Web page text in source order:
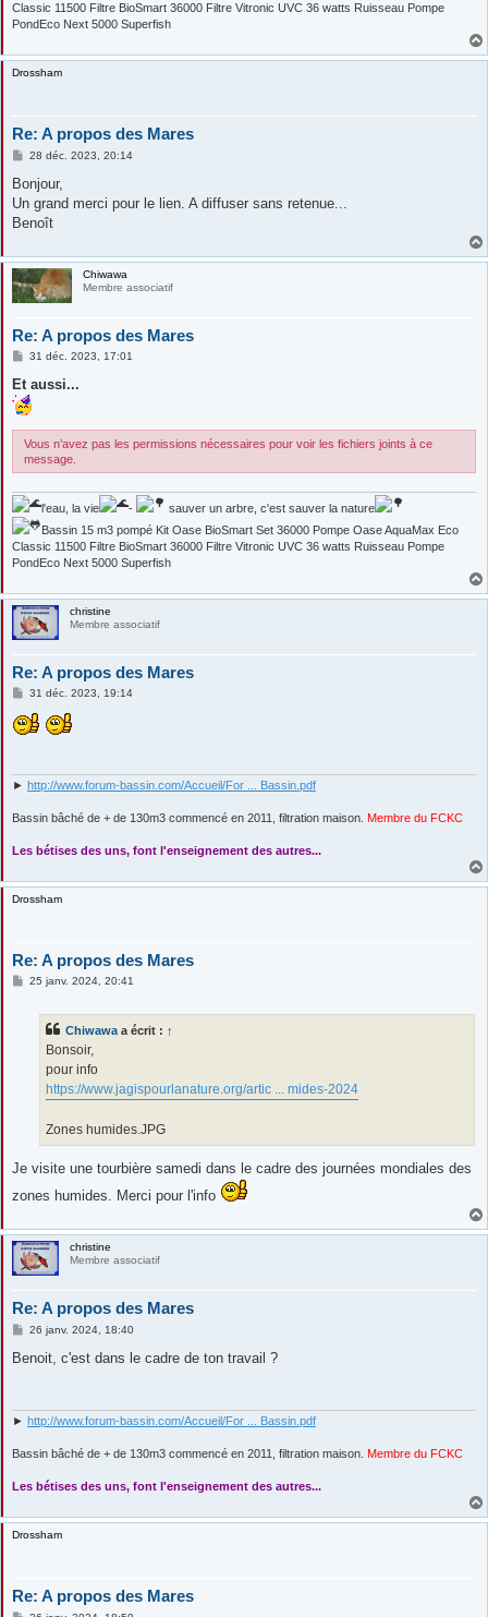
Classic 11500 Filtre BioSmart 36000 Filtre Vitronic UVC 36 watts Ruisseau Pompe
PondEco Next 5000 Superfish
Drossham
Re: A propos des Mares
M
s
a
g
28 déc. 2023, 20:14
Bonjour,
Un grand merci pour le lien. A diffuser sans retenue...
Benoît
Chiwawa
Membre associatif
Re: A propos des Mares
M
s
s
a
e
31 déc. 2023, 17:01
Et aussi...
Vous n’avez pas les permissions nécessaires pour voir les fichiers joints à ce
message.
l'eau, la vie -
sauver un arbre, c'est sauver la nature
Bassin 15 m3 pompé Kit Oase BioSmart Set 36000 Pompe Oase AquaMax Eco
Classic 11500 Filtre BioSmart 36000 Filtre Vitronic UVC 36 watts Ruisseau Pompe
PondEco Next 5000 Superfish
christine
Membre associatif
Re: A propos des Mares
M
s
s
31 déc. 2023, 19:14
► http://www.forum-bassin.com/Accueil/For ... Bassin.pdf
Bassin bâché de + de 130m3 commencé en 2011, filtration maison. Membre du FCKC
Les bétises des uns, font l'enseignement des autres...
Drossham
Re: A propos des Mares
M25 janv. 2024, 20:41
Chiwawa a écrit : ↑
Bonsoir,
pour info
https://www.jagispourlanature.org/artic ... mides-2024
Zones humides.JPG
Je visite une tourbière samedi dans le cadre des journées mondiales des
zones humides. Merci pour l'info
christine
Membre associatif
Re: A propos des Mares
M
s
26 janv. 2024, 18:40
Benoit, c'est dans le cadre de ton travail ?
► http://www.forum-bassin.com/Accueil/For ... Bassin.pdf
Bassin bâché de + de 130m3 commencé en 2011, filtration maison. Membre du FCKC
Les bétises des uns, font l'enseignement des autres...
Drossham
Re: A propos des Mares